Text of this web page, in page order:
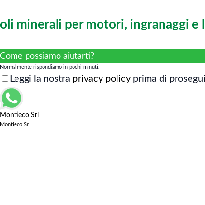
oli minerali per motori, ingranaggi
Come possiamo aiutarti?
Normalmente rispondiamo in pochi minuti.
Leggi la nostra privacy policy prima di
Montieco Srl
Montieco Srl